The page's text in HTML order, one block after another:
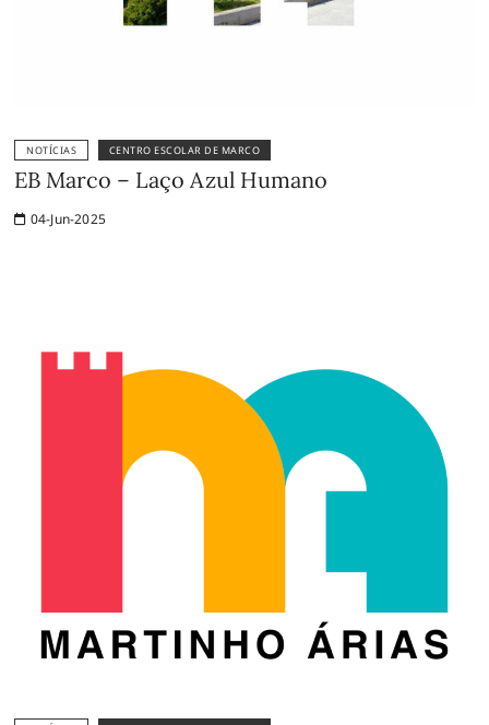
NOTÍCIAS CENTRO ESCOLAR DE MARCO
EB Marco – Laço Azul Humano
04-Jun-2025